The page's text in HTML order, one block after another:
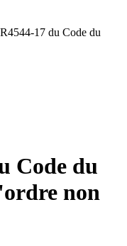
17 du Code du
Code du
non